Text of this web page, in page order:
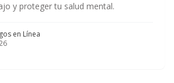
y proteger tu salud mental.
en Línea